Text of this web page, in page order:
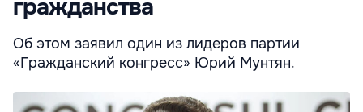
гражданства
Об этом заявил один из лидеров партии
«Гражданский конгресс» Юрий Мунтян.